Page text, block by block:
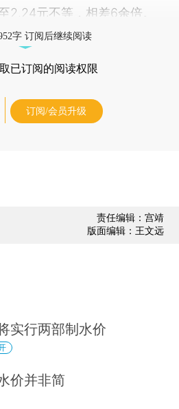
2.24元不等，相差6余倍。
字 订阅后继续阅读
已订阅的阅读权限
订阅/会员升级
责任编辑：宫靖
版面编辑：王文远
实行两部制水价
价并非简